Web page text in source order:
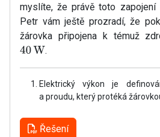
myslíte, že právě toto zapojení
Petr vám ještě prozradí, že
žárovka připojena k témuž
40W .
Elektrický výkon je
a proudu, který protéká
Řešení